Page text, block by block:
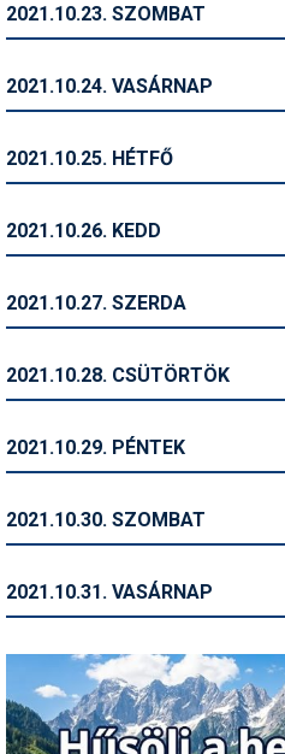
Téli sportok
Történelem
Túrasí
Utazási tippek
Védőfelszerelés
2021.10.23. SZOMBAT
2021.10.24. VASÁRNAP
2021.10.25. HÉTFŐ
2021.10.26. KEDD
2021.10.27. SZERDA
2021.10.28. CSÜTÖRTÖK
2021.10.29. PÉNTEK
2021.10.30. SZOMBAT
2021.10.31. VASÁRNAP